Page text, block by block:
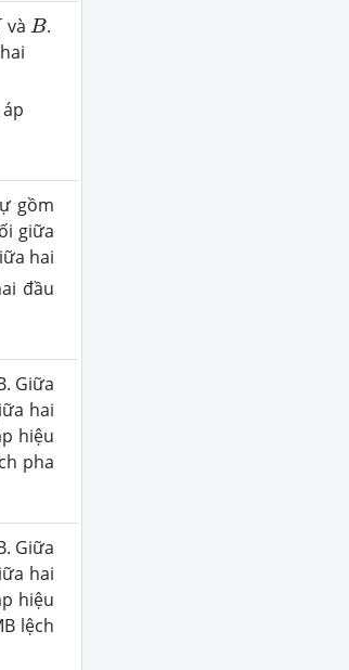
và B
B.
gồm
giữa
hai
đầu
Giữa
hai
hiệu
pha
Giữa
hai
hiệu
lệch